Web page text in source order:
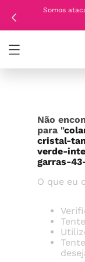
Somos
Não
para "
cristal-
verde-
garras-
O que eu